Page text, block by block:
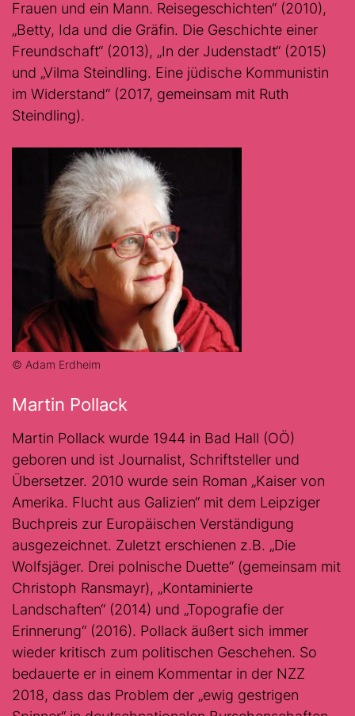
Frauen und ein Mann. Reisegeschichten“ (2010),
„Betty, Ida und die Gräfin. Die Geschichte einer
Freundschaft“ (2013), „In der Judenstadt“ (2015)
und „Vilma Steindling. Eine jüdische Kommunistin
im Widerstand“ (2017, gemeinsam mit Ruth
Steindling).
© Adam Erdheim
Martin Pollack
Martin Pollack wurde 1944 in Bad Hall (OÖ)
geboren und ist Journalist, Schriftsteller und
Übersetzer. 2010 wurde sein Roman „Kaiser von
Amerika. Flucht aus Galizien“ mit dem Leipziger
Buchpreis zur Europäischen Verständigung
ausgezeichnet. Zuletzt erschienen z.B. „Die
Wolfsjäger. Drei polnische Duette“ (gemeinsam mit
Christoph Ransmayr), „Kontaminierte
Landschaften“ (2014) und „Topografie der
Erinnerung“ (2016). Pollack äußert sich immer
wieder kritisch zum politischen Geschehen. So
bedauerte er in einem Kommentar in der NZZ
2018, dass das Problem der „ewig gestrigen